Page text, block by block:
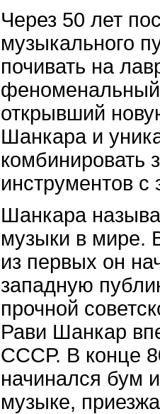
Через 50 лет
музыкального
почивать на
открывший
Шанкара и
комбинировать
инструментов с
Шанкара
музыки в мире.
из первых он
западную
прочной
Рави Шанкар
СССР. В конце
начинался бум
музыке,